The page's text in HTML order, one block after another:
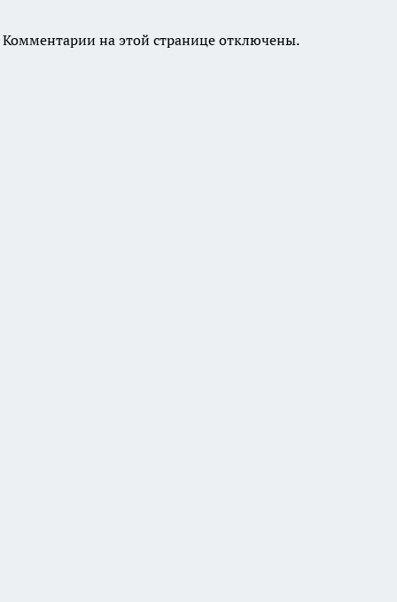
Комментарии на этой странице отключены.